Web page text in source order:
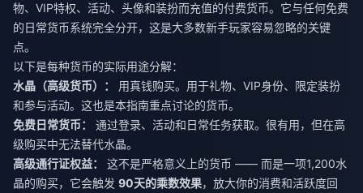
物、VIP特权、活动、头像和装扮而充值的付费货币。它与任何免费
的日常货币系统完全分开，这是大多数新手玩家容易忽略的关键
点。
以下是每种货币的实际用途分解：
水晶（高级货币）：
用真钱购买。用于礼物、VIP身份、限定装扮
和参与活动。这也是本指南重点讨论的货币。
免费日常货币：
通过登录、活动和日常任务获取。很有用，但在高
级购买中无法替代水晶。
高级通行证权益：
这不是严格意义上的货币 —— 而是一项1,200水
晶的购买，它会触发 90天的乘数效果，放大你的消费和活跃度回